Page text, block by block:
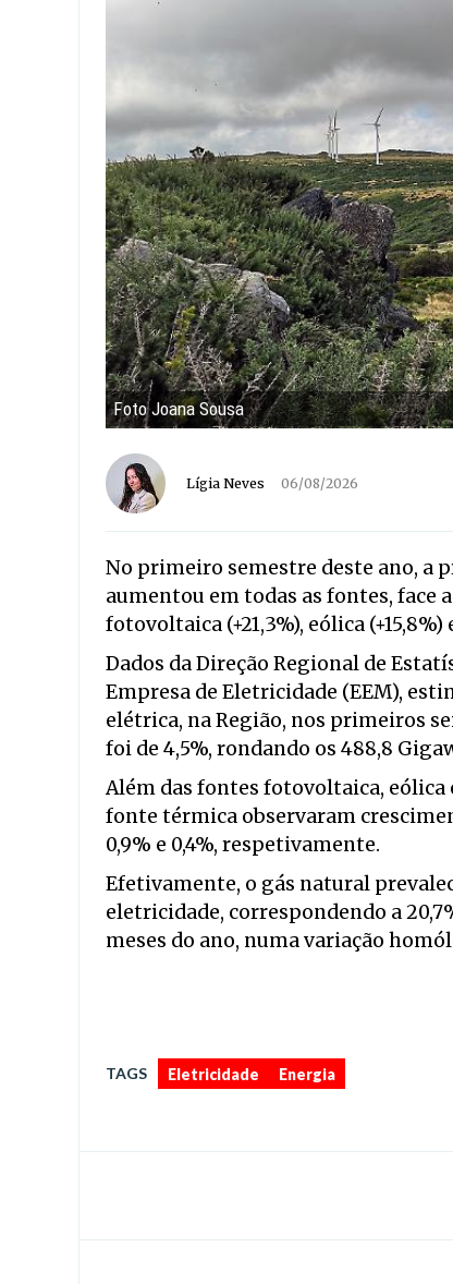
Foto Joana Sousa
Lígia Neves 06/08/2026
No primeiro semestre deste ano, a
aumentou em todas as fontes, face
fotovoltaica (+21,3%), eólica (+15,8%)
Dados da Direção Regional de
Empresa de Eletricidade (EEM),
elétrica, na Região, nos primeiros
foi de 4,5%, rondando os 488,8
Além das fontes fotovoltaica, eólica
fonte térmica observaram
0,9% e 0,4%, respetivamente.
Efetivamente, o gás natural
eletricidade, correspondendo a
meses do ano, numa variação
TAGS Eletricidade Energia